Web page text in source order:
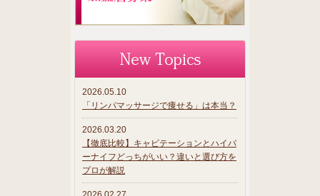
2026.05.10
「リンパマッサージで痩せる」は本当？
2026.03.20
【徹底比較】キャビテーションとハイパ
ーナイフどっちがいい？違いと選び方を
プロが解説